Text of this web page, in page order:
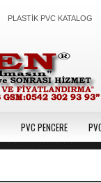
PLASTİK PVC KATALOG
PVC PENCERE